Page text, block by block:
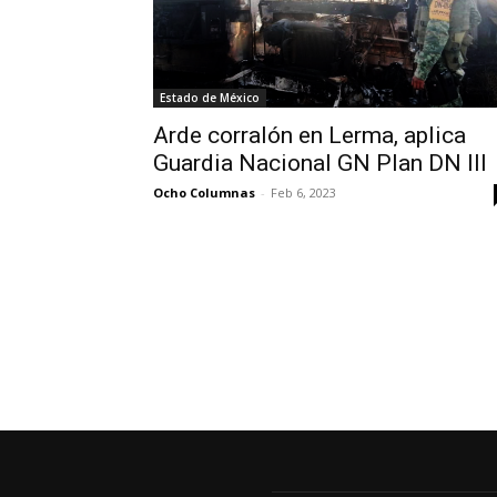
Estado de México
Arde corralón en Lerma, aplica
Guardia Nacional GN Plan DN III
Ocho Columnas - Feb 6, 2023